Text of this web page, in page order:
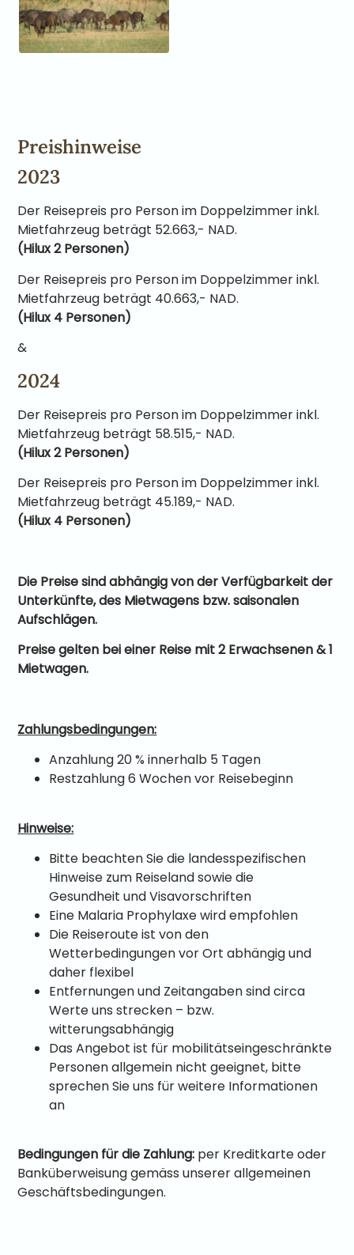
Preishinweise
2023
Der Reisepreis pro Person im Doppelzimmer inkl.
Mietfahrzeug beträgt 52.663,- NAD.
(Hilux 2 Personen)
Der Reisepreis pro Person im Doppelzimmer inkl.
Mietfahrzeug beträgt 40.663,- NAD.
(Hilux 4 Personen)
&
2024
Der Reisepreis pro Person im Doppelzimmer inkl.
Mietfahrzeug beträgt 58.515,- NAD.
(Hilux 2 Personen)
Der Reisepreis pro Person im Doppelzimmer inkl.
Mietfahrzeug beträgt 45.189,- NAD.
(Hilux 4 Personen)
Die Preise sind abhängig von der Verfügbarkeit der
Unterkünfte, des Mietwagens bzw. saisonalen
Aufschlägen.
Preise gelten bei einer Reise mit 2 Erwachsenen & 1
Mietwagen.
Zahlungsbedingungen:
Anzahlung 20 % innerhalb 5 Tagen
Restzahlung 6 Wochen vor Reisebeginn
Hinweise:
Bitte beachten Sie die landesspezifischen
Hinweise zum Reiseland sowie die
Gesundheit und Visavorschriften
Eine Malaria Prophylaxe wird empfohlen
Die Reiseroute ist von den
Wetterbedingungen vor Ort abhängig und
daher flexibel
Entfernungen und Zeitangaben sind circa
Werte uns strecken – bzw.
witterungsabhängig
Das Angebot ist für mobilitätseingeschränkte
Personen allgemein nicht geeignet, bitte
sprechen Sie uns für weitere Informationen
an
Bedingungen für die Zahlung: per Kreditkarte oder
Banküberweisung gemäss unserer allgemeinen
Geschäftsbedingungen.